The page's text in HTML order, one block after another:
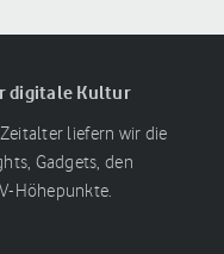
digitale Kultur
liefern wir die
Gadgets, den
Höhepunkte.